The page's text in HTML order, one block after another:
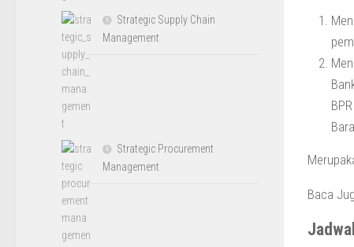
Baca
Strategic Supply Chain
Management
Strategic Procurement
Management